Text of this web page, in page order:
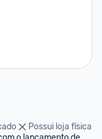
Possui loja física